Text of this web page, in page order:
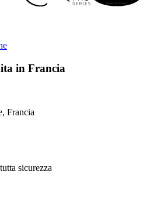
in Francia
Francia
sicurezza